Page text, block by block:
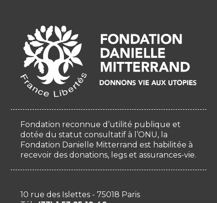
Fondation reconnue d’utilité publique et
dotée du statut consultatif à l’ONU, la
Fondation Danielle Mitterrand est habilitée à
recevoir des donations, legs et assurances-vie.
10 rue des Islettes - 75018 Paris